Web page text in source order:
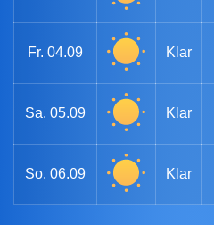
Fr. 04.09 Klar
Sa. 05.09 Klar
So. 06.09 Klar